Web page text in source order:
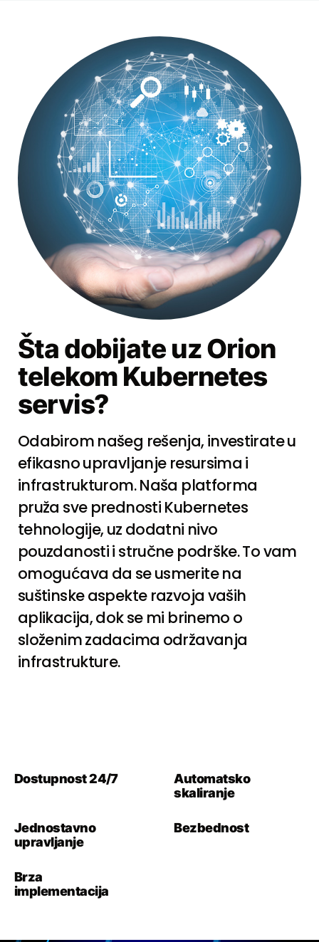
Šta dobijate uz Orion
telekom Kubernetes
servis?
Odabirom našeg rešenja, investirate u
efikasno upravljanje resursima i
infrastrukturom. Naša platforma
pruža sve prednosti Kubernetes
tehnologije, uz dodatni nivo
pouzdanosti i stručne podrške. To vam
omogućava da se usmerite na
suštinske aspekte razvoja vaših
aplikacija, dok se mi brinemo o
složenim zadacima održavanja
infrastrukture.
Dostupnost 24/7 Automatsko
skaliranje
Jednostavno
upravljanje
Bezbednost
Brza
implementacija